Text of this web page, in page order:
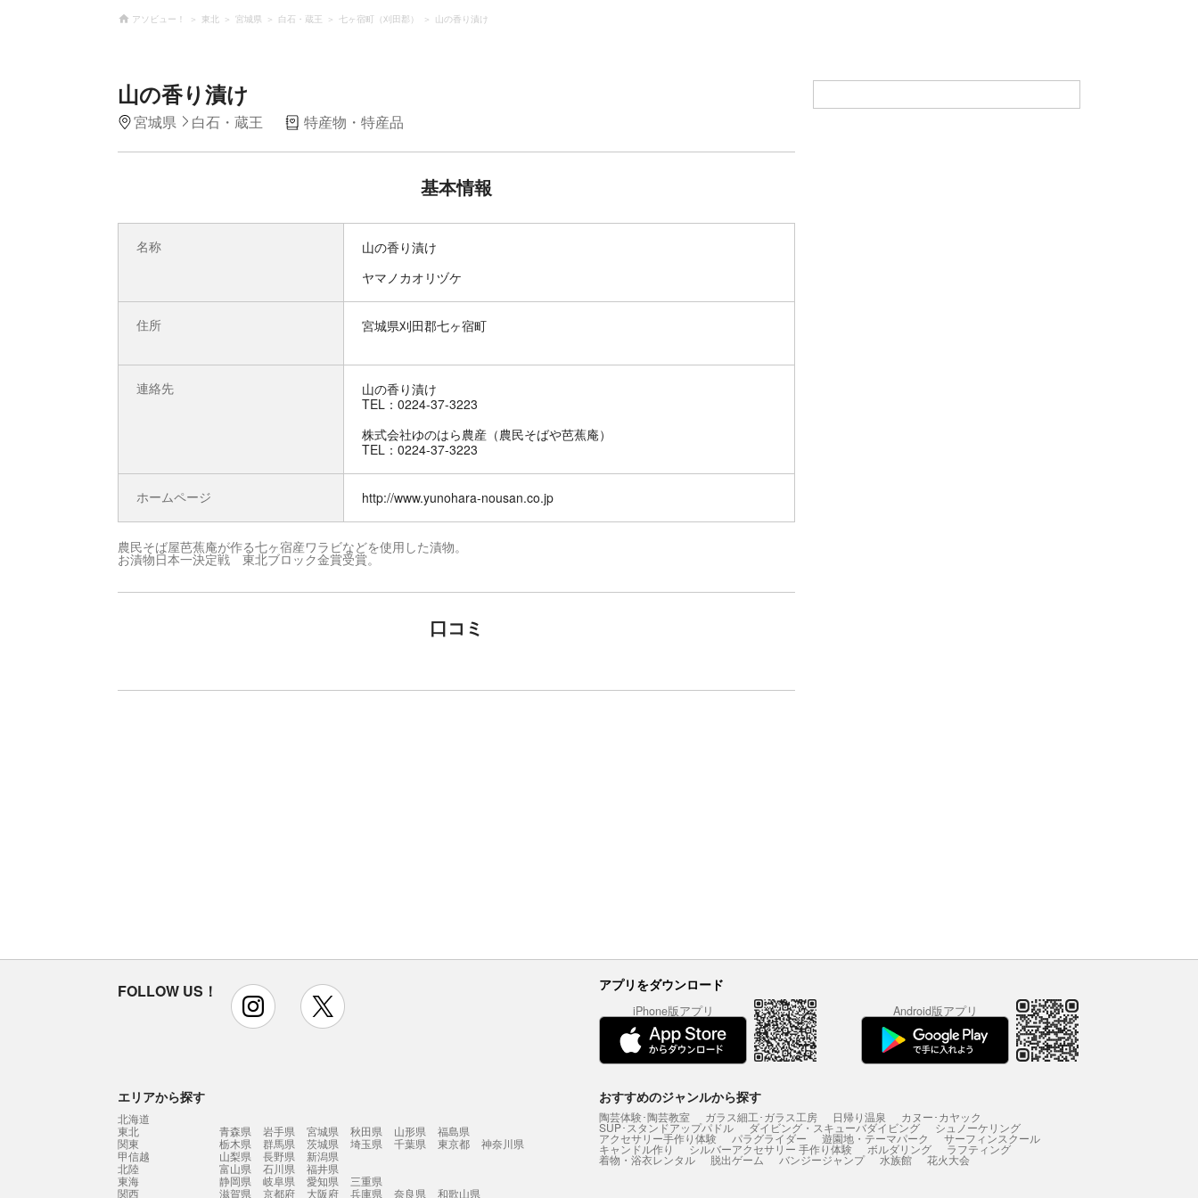
アソビュー！ 東北 宮城県 白石・蔵王 七ヶ宿町（刈田郡） 山の香り漬け
山の香り漬け
宮城県 白石・蔵王 特産物・特産品
基本情報
名称
山の香り漬け
ヤマノカオリヅケ
住所 宮城県刈田郡七ヶ宿町
連絡先
山の香り漬け
TEL：0224-37-3223
株式会社ゆのはら農産（農民そばや芭蕉庵）
TEL：0224-37-3223
ホームページ http://www.yunohara-nousan.co.jp
農民そば屋芭蕉庵が作る七ヶ宿産ワラビなどを使用した漬物。
お漬物日本一決定戦 東北ブロック金賞受賞。
口コミ
FOLLOW US！ instagram アプリをダウンロード
iPhone版アプリ Android版アプリ
エリアから探す
北海道
東北
青森県 岩手県 宮城県 秋田県 山形県
福島県
関東
栃木県 群馬県 茨城県 埼玉県 千葉県 東京都
神奈川県
甲信越
山梨県 長野県
新潟県
北陸
富山県 石川県
福井県
東海
静岡県 岐阜県 愛知県
三重県
関西
滋賀県 京都府 大阪府 兵庫県 奈良県 和歌山県
おすすめのジャンルから探す
陶芸体験･陶芸教室 ガラス細工･ガラス工房 日帰り温泉 カヌー･カヤック
SUP･スタンドアップパドル ダイビング・スキューバダイビング シュノーケリング
アクセサリー手作り体験 パラグライダー 遊園地・テーマパーク サーフィンスクール
キャンドル作り シルバーアクセサリー 手作り体験 ボルダリング ラフティング
着物・浴衣レンタル 脱出ゲーム バンジージャンプ 水族館 花火大会